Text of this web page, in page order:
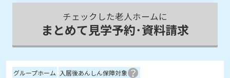
チェックした老人ホームに
まとめて見学予約･資料請求
グループホーム 入居後あんしん保障対象